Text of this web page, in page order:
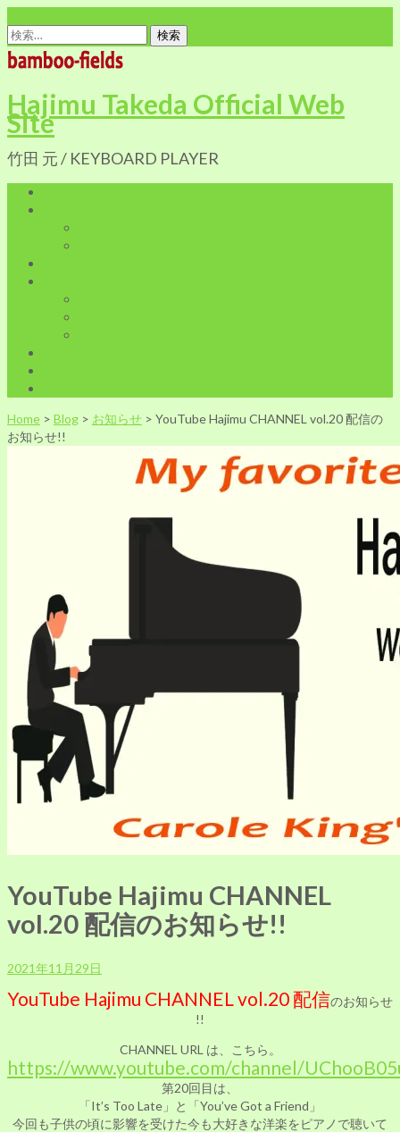
検
索:
Hajimu Takeda Official Web
Site
竹田 元 / KEYBOARD PLAYER
Home > Blog > お知らせ > YouTube Hajimu CHANNEL vol.20 配信の
お知らせ!!
YouTube Hajimu CHANNEL
vol.20 配信のお知らせ!!
2021年11月29日
YouTube Hajimu CHANNEL vol.20 配信のお知らせ
!!
CHANNEL URL は、こちら。
https://www.youtube.com/channel/
第20回目は、
「It’s Too Late」と「You’ve Got a Friend」
今回も子供の頃に影響を受けた今も大好きな洋楽をピアノで聴いて